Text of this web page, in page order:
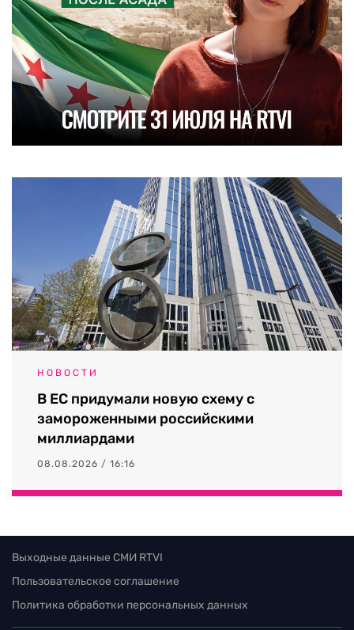
НОВОСТИ
В ЕС придумали новую схему с
замороженными российскими
миллиардами
08.08.2026 / 16:16
Выходные данные СМИ RTVI
Пользовательское соглашение
Политика обработки персональных данных